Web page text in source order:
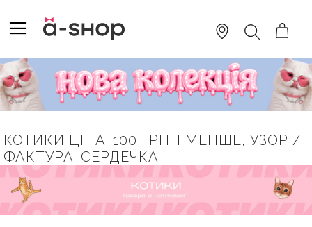
TO
CONTENT
ПОШУК
КОТИКИ ЦІНА: 100 ГРН. І МЕНШЕ, УЗОР /
ФАКТУРА: СЕРДЕЧКА